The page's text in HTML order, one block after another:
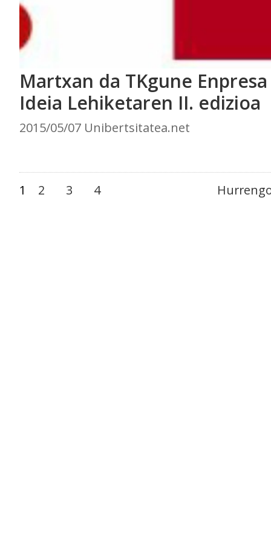
Martxan da TKgune
Ideia Lehiketaren II. edizioa
2015/05/07 Unibertsitatea.net
1 2 3 4